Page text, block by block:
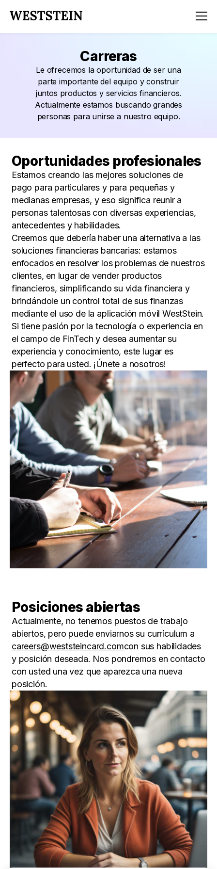
Carreras
Le ofrecemos la oportunidad de ser una
parte importante del equipo y construir
juntos productos y servicios financieros.
Actualmente estamos buscando grandes
personas para unirse a nuestro equipo.
Oportunidades profesionales
Estamos creando las mejores soluciones de
pago para particulares y para pequeñas y
medianas empresas, y eso significa reunir a
personas talentosas con diversas experiencias,
antecedentes y habilidades.
Creemos que debería haber una alternativa a las
soluciones financieras bancarias: estamos
enfocados en resolver los problemas de nuestros
clientes, en lugar de vender productos
financieros, simplificando su vida financiera y
brindándole un control total de sus finanzas
mediante el uso de la aplicación móvil WestStein.
Si tiene pasión por la tecnología o experiencia en
el campo de FinTech y desea aumentar su
experiencia y conocimiento, este lugar es
perfecto para usted. ¡Únete a nosotros!
Posiciones abiertas
Actualmente, no tenemos puestos de trabajo
abiertos, pero puede enviarnos su currículum a
careers@weststeincard.comcon sus habilidades
y posición deseada. Nos pondremos en contacto
con usted una vez que aparezca una nueva
posición.